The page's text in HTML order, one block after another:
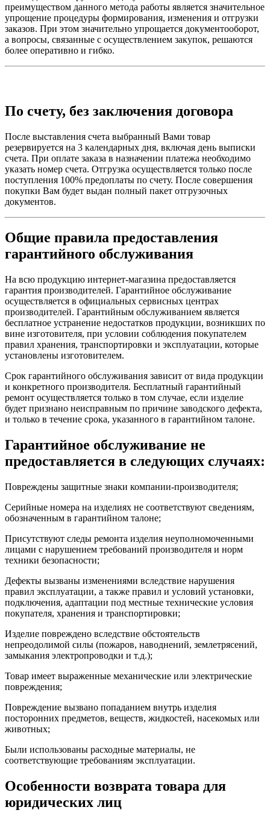
преимуществом данного метода работы является значительное
упрощение процедуры формирования, изменения и отгрузки
заказов. При этом значительно упрощается документооборот,
а вопросы, связанные с осуществлением закупок, решаются
более оперативно и гибко.
По счету, без заключения договора
После выставления счета выбранный Вами товар
резервируется на 3 календарных дня, включая день выписки
счета. При оплате заказа в назначении платежа необходимо
указать номер счета. Отгрузка осуществляется только после
поступления 100% предоплаты по счету. После совершения
покупки Вам будет выдан полный пакет отгрузочных
документов.
Общие правила предоставления
гарантийного обслуживания
На всю продукцию интернет-магазина предоставляется
гарантия производителей. Гарантийное обслуживание
осуществляется в официальных сервисных центрах
производителей. Гарантийным обслуживанием является
бесплатное устранение недостатков продукции, возникших по
вине изготовителя, при условии соблюдения покупателем
правил хранения, транспортировки и эксплуатации, которые
установлены изготовителем.
Срок гарантийного обслуживания зависит от вида продукции
и конкретного производителя. Бесплатный гарантийный
ремонт осуществляется только в том случае, если изделие
будет признано неисправным по причине заводского дефекта,
и только в течение срока, указанного в гарантийном талоне.
Гарантийное обслуживание не
предоставляется в следующих случаях:
Повреждены защитные знаки компании-производителя;
Серийные номера на изделиях не соответствуют сведениям,
обозначенным в гарантийном талоне;
Присутствуют следы ремонта изделия неуполномоченными
лицами с нарушением требований производителя и норм
техники безопасности;
Дефекты вызваны изменениями вследствие нарушения
правил эксплуатации, а также правил и условий установки,
подключения, адаптации под местные технические условия
покупателя, хранения и транспортировки;
Изделие повреждено вследствие обстоятельств
непреодолимой силы (пожаров, наводнений, землетрясений,
замыкания электропроводки и т.д.);
Товар имеет выраженные механические или электрические
повреждения;
Повреждение вызвано попаданием внутрь изделия
посторонних предметов, веществ, жидкостей, насекомых или
животных;
Были использованы расходные материалы, не
соответствующие требованиям эксплуатации.
Особенности возврата товара для
юридических лиц